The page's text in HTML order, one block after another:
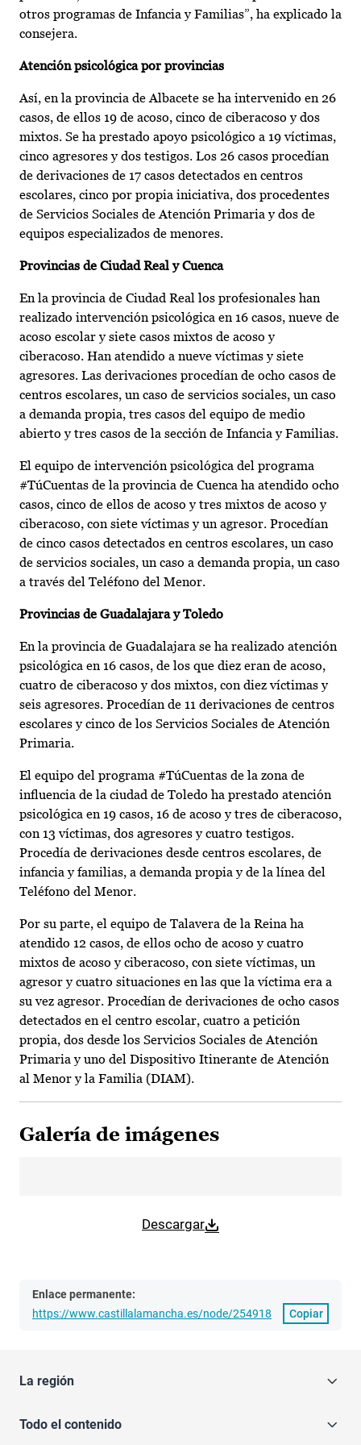
otros programas de Infancia y Familias”, ha explicado la
consejera.
Atención psicológica por provincias
Así, en la provincia de Albacete se ha intervenido en 26
casos, de ellos 19 de acoso, cinco de ciberacoso y dos
mixtos. Se ha prestado apoyo psicológico a 19 víctimas,
cinco agresores y dos testigos. Los 26 casos procedían
de derivaciones de 17 casos detectados en centros
escolares, cinco por propia iniciativa, dos procedentes
de Servicios Sociales de Atención Primaria y dos de
equipos especializados de menores.
Provincias de Ciudad Real y Cuenca
En la provincia de Ciudad Real los profesionales han
realizado intervención psicológica en 16 casos, nueve de
acoso escolar y siete casos mixtos de acoso y
ciberacoso. Han atendido a nueve víctimas y siete
agresores. Las derivaciones procedían de ocho casos de
centros escolares, un caso de servicios sociales, un caso
a demanda propia, tres casos del equipo de medio
abierto y tres casos de la sección de Infancia y Familias.
El equipo de intervención psicológica del programa
#TúCuentas de la provincia de Cuenca ha atendido ocho
casos, cinco de ellos de acoso y tres mixtos de acoso y
ciberacoso, con siete víctimas y un agresor. Procedían
de cinco casos detectados en centros escolares, un caso
de servicios sociales, un caso a demanda propia, un caso
a través del Teléfono del Menor.
Provincias de Guadalajara y Toledo
En la provincia de Guadalajara se ha realizado atención
psicológica en 16 casos, de los que diez eran de acoso,
cuatro de ciberacoso y dos mixtos, con diez víctimas y
seis agresores. Procedían de 11 derivaciones de centros
escolares y cinco de los Servicios Sociales de Atención
Primaria.
El equipo del programa #TúCuentas de la zona de
influencia de la ciudad de Toledo ha prestado atención
psicológica en 19 casos, 16 de acoso y tres de ciberacoso,
con 13 víctimas, dos agresores y cuatro testigos.
Procedía de derivaciones desde centros escolares, de
infancia y familias, a demanda propia y de la línea del
Teléfono del Menor.
Por su parte, el equipo de Talavera de la Reina ha
atendido 12 casos, de ellos ocho de acoso y cuatro
mixtos de acoso y ciberacoso, con siete víctimas, un
agresor y cuatro situaciones en las que la víctima era a
su vez agresor. Procedían de derivaciones de ocho casos
detectados en el centro escolar, cuatro a petición
propia, dos desde los Servicios Sociales de Atención
Primaria y uno del Dispositivo Itinerante de Atención
al Menor y la Familia (DIAM).
Galería de imágenes
Descargar
Enlace permanente:
https://www.castillalamancha.es/node/254918
Copiar
La región
Todo el contenido